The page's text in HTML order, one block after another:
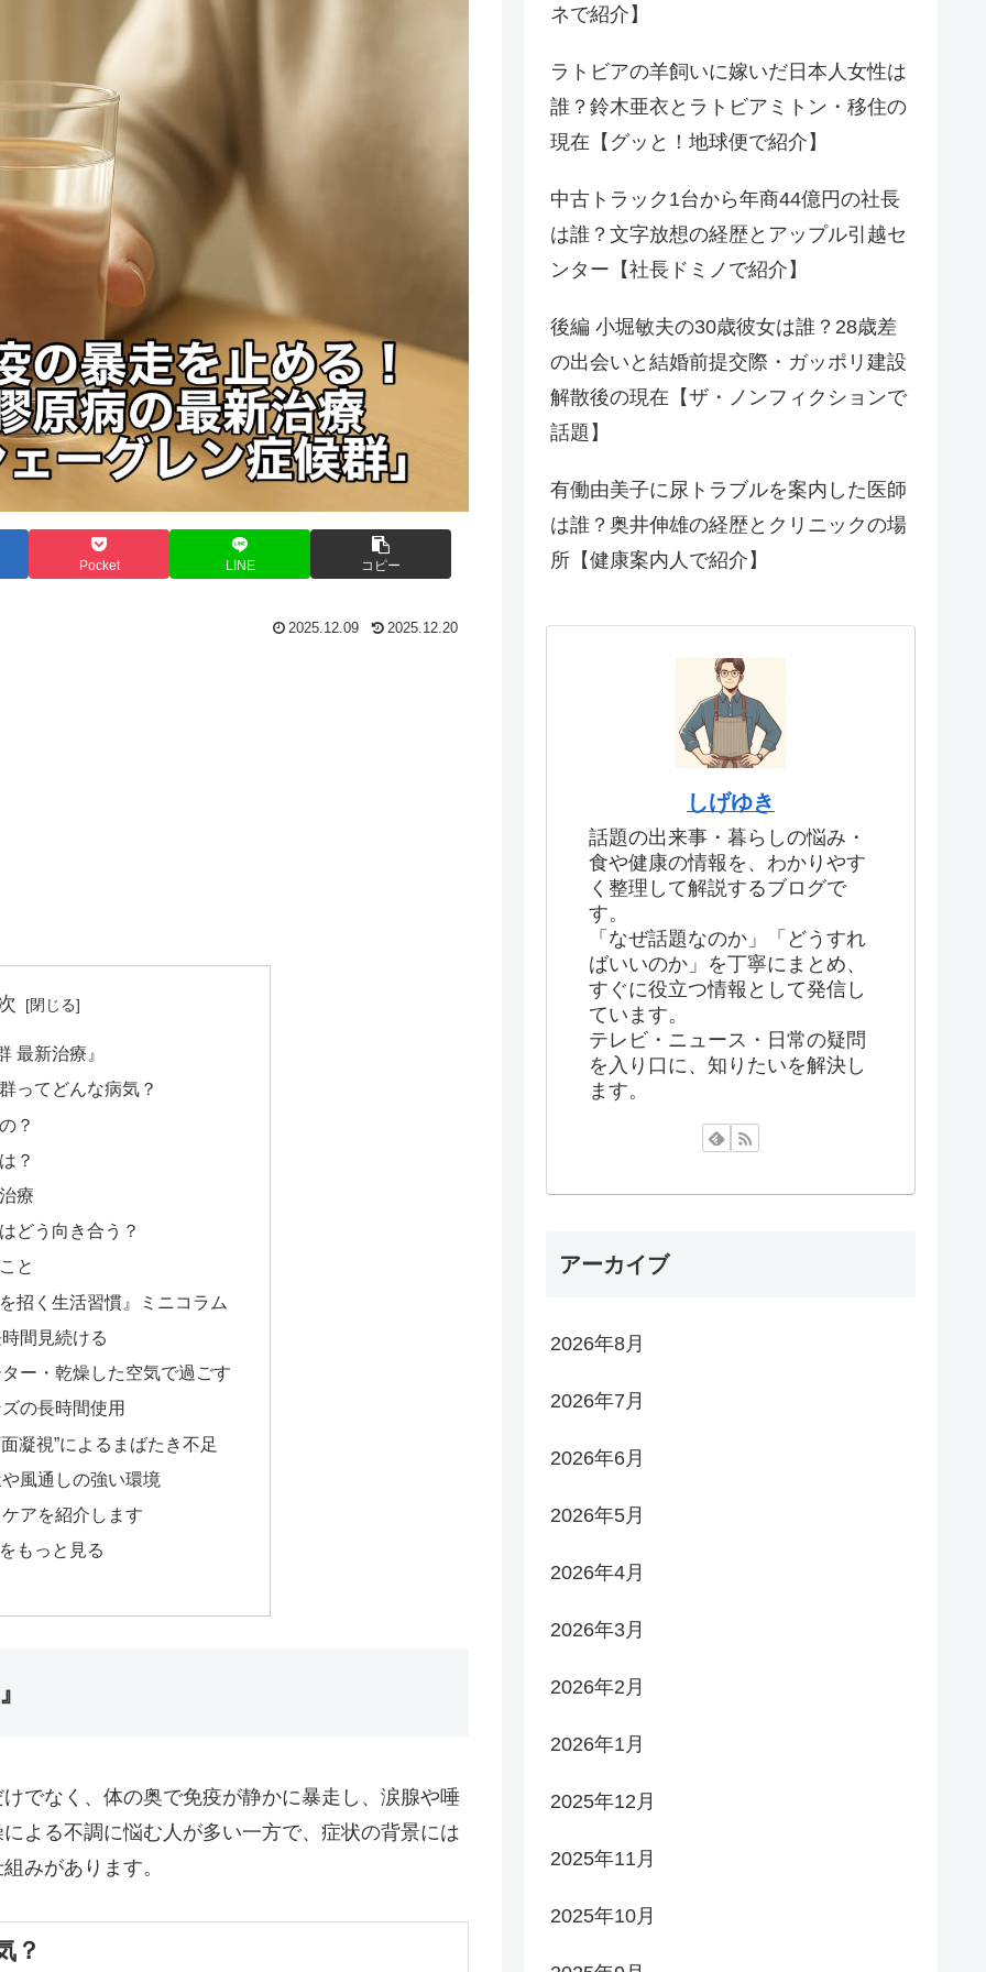
Pocket LINE コピー
2025.12.09 2025.12.20
最新治療』
ってどんな病気？
？
？
療
どう向き合う？
と
招く生活習慣』ミニコラム
間見続ける
ー・乾燥した空気で過ごす
の長時間使用
面凝視”によるまばたき不足
風通しの強い環境
アを紹介します
もっと見る
でなく、体の奥で免疫が静かに暴走し、涙腺や唾
よる不調に悩む人が多い一方で、症状の背景には
みがあります。
？
ネで紹介】
ラトビアの羊飼いに嫁いだ日本人女性は
誰？鈴木亜衣とラトビアミトン・移住の
現在【グッと！地球便で紹介】
中古トラック1台から年商44億円の社長
は誰？文字放想の経歴とアップル引越セ
ンター【社長ドミノで紹介】
後編 小堀敏夫の30歳彼女は誰？28歳差
の出会いと結婚前提交際・ガッポリ建設
解散後の現在【ザ・ノンフィクションで
話題】
有働由美子に尿トラブルを案内した医師
は誰？奥井伸雄の経歴とクリニックの場
所【健康案内人で紹介】
しげゆき
話題の出来事・暮らしの悩み・
食や健康の情報を、わかりやす
く整理して解説するブログで
す。
「なぜ話題なのか」「どうすれ
ばいいのか」を丁寧にまとめ、
すぐに役立つ情報として発信し
ています。
テレビ・ニュース・日常の疑問
を入り口に、知りたいを解決し
ます。
アーカイブ
2026年8月
2026年7月
2026年6月
2026年5月
2026年4月
2026年3月
2026年2月
2026年1月
2025年12月
2025年11月
2025年10月